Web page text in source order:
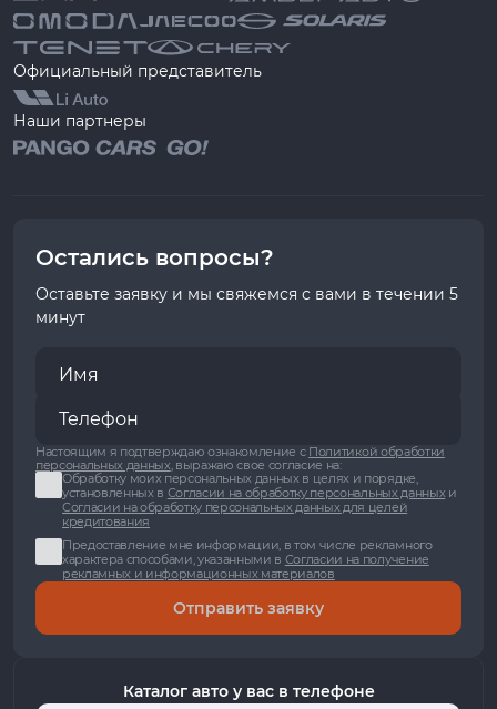
Официальный представитель
Наши партнеры
Остались вопросы?
Оставьте заявку и мы свяжемся с вами в течении 5
минут
Настоящим я подтверждаю ознакомление с Политикой обработки
персональных данных, выражаю свое согласие на:
Обработку моих персональных данных в целях и порядке,
установленных в Согласии на обработку персональных данныхи
Согласии на обработку персональных данных для целей
кредитования
Предоставление мне информации, в том числе рекламного
характера способами, указанными в Согласии на получение
рекламных и информационных материалов
Отправить заявку
Каталог авто у вас в телефоне